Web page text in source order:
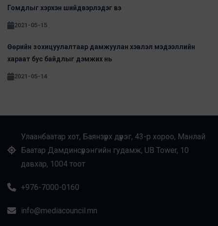
Гомдлыг хэрхэн шийдвэрлэдэг вэ
2021-05-15
Өөрийн зохицуулалтаар дамжуулан хэвлэл мэдээллийн
хараат бус байдлыг дэмжих нь
2021-05-14
Улаанбаатар хот, Баянзүрх дүүрэг, 43-р хороо, Манлай
Баатар Дамдинсүрэнгийн гудамж, UB Tower, 10
давхар, 1004 тоот
+976-7000-0160
info@mediacouncil.mn